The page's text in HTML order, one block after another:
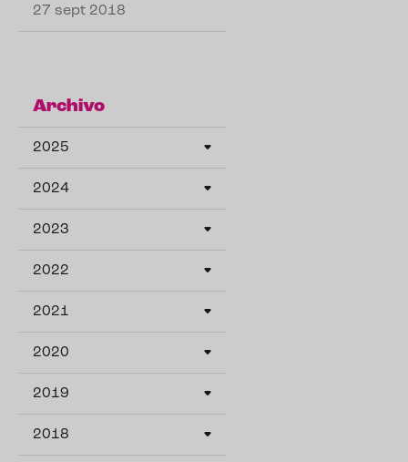
27 sept 2018
Archivo
2025
2024
2023
2022
2021
2020
2019
2018